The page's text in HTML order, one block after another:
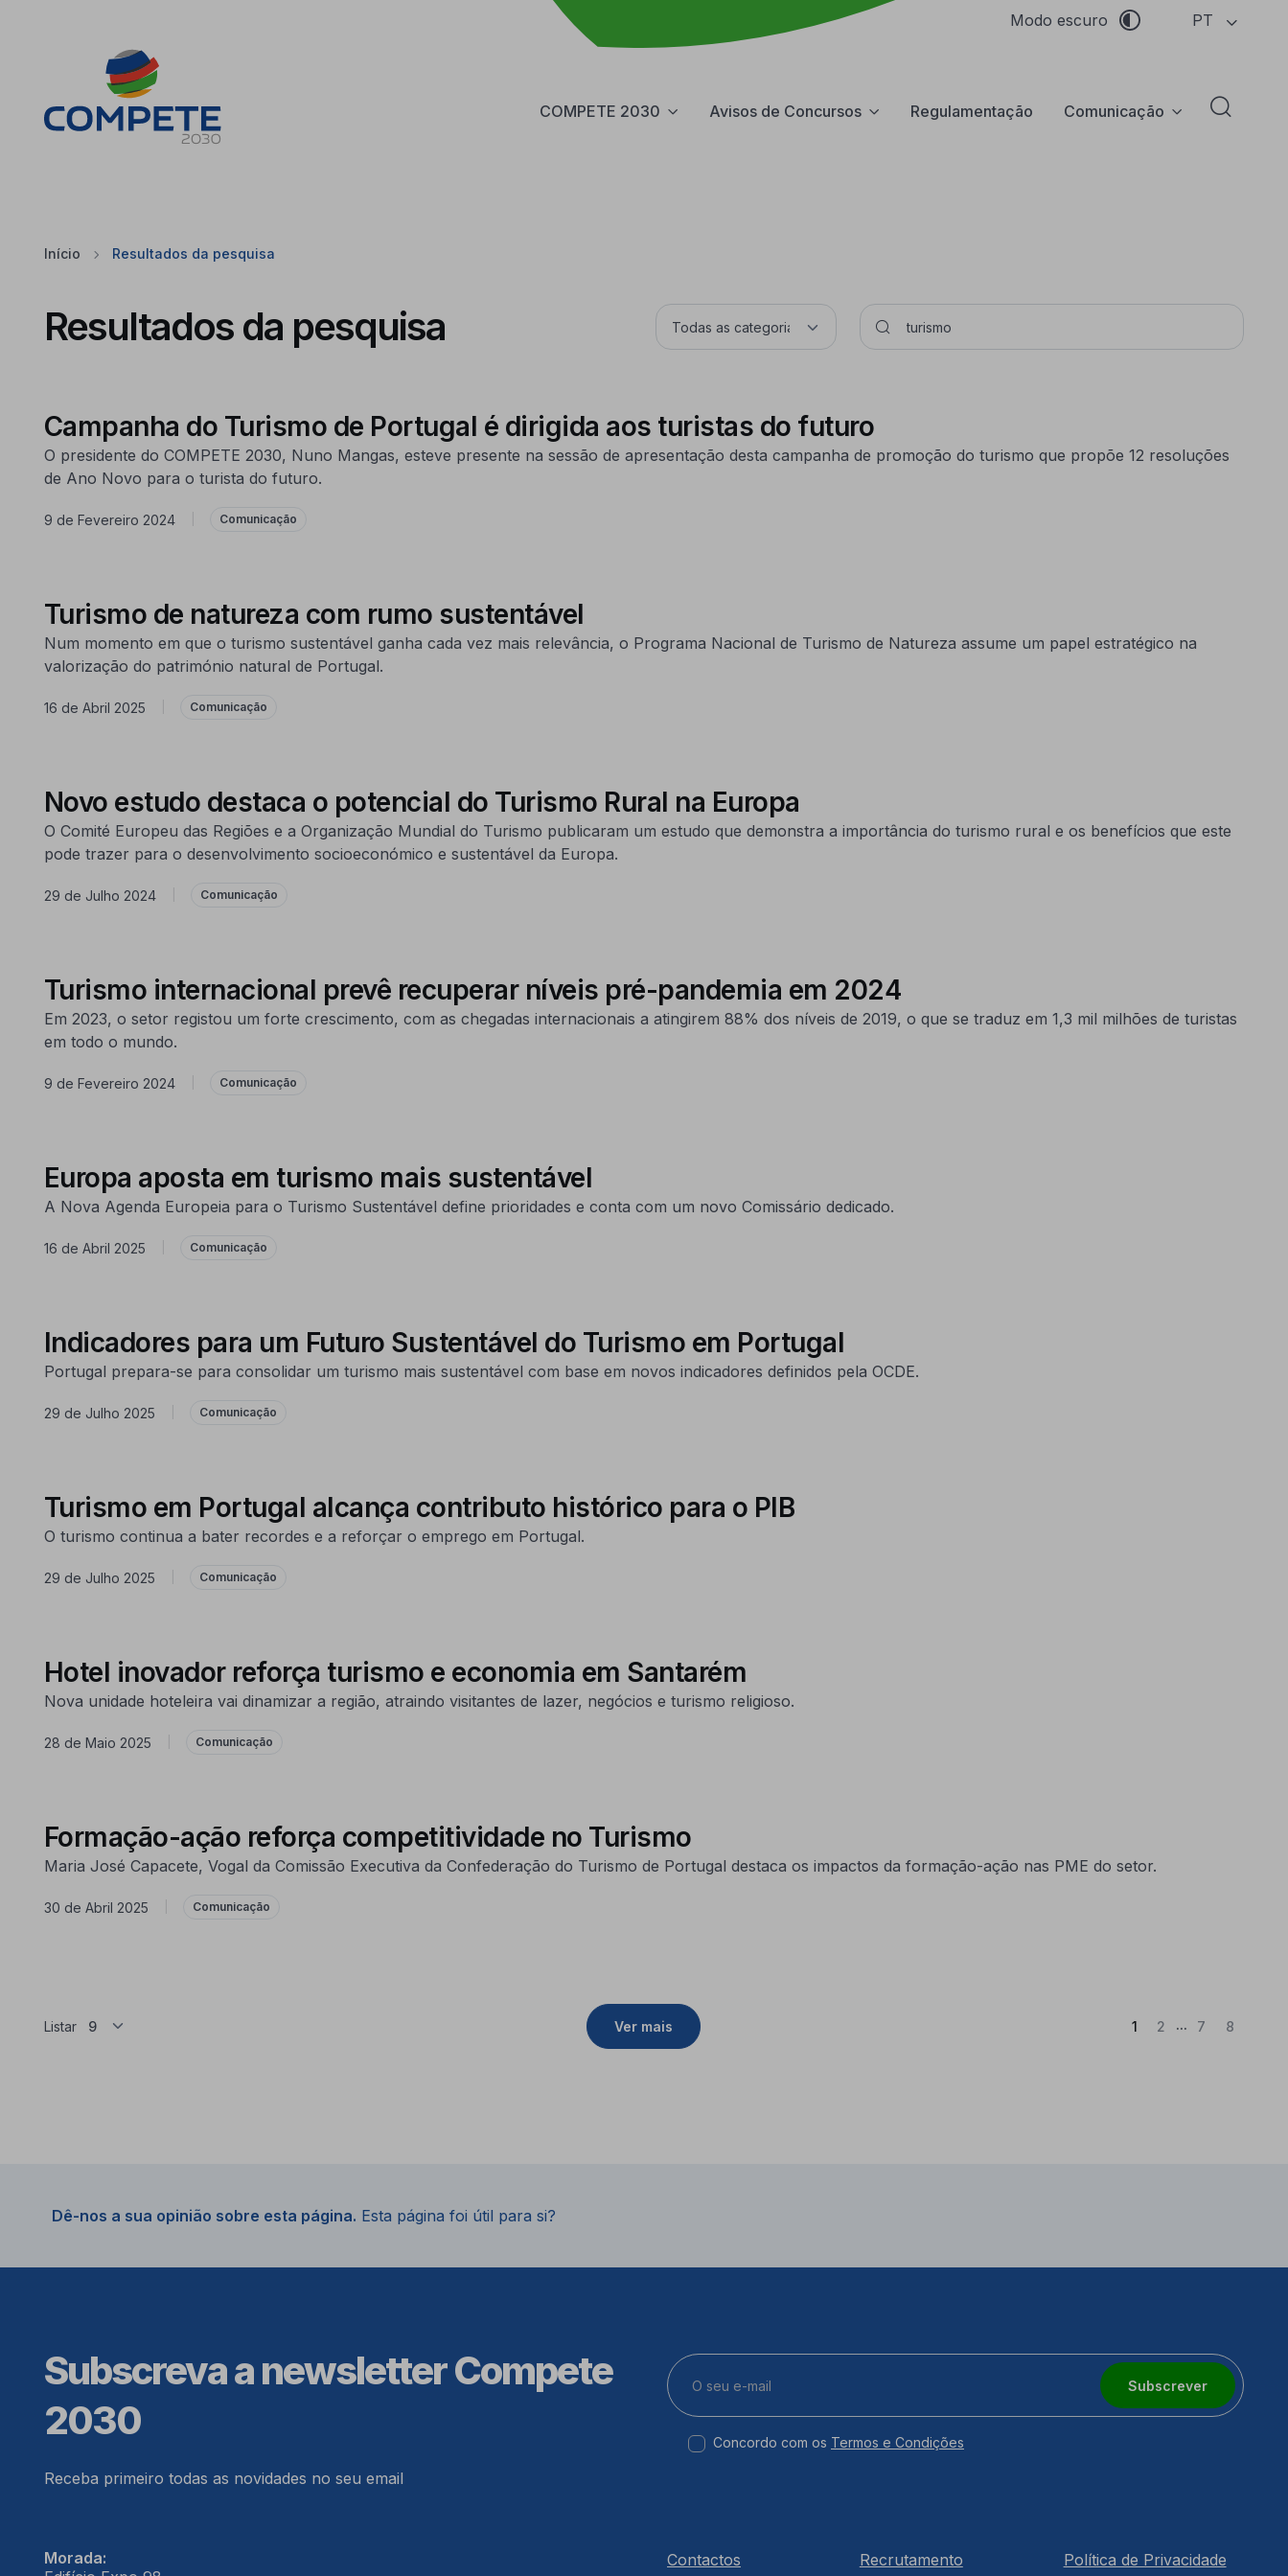
Modo escuro PT
COMPETE 2030 Avisos de Concursos Regulamentação Comunicação Abrir
Início Resultados da pesquisa
Resultados da pesquisa
Campanha do Turismo de Portugal é dirigida aos turistas do futuro
O presidente do COMPETE 2030, Nuno Mangas, esteve presente na sessão de apresentação desta campanha de promoção do turismo que propõe 12 resoluções
de Ano Novo para o turista do futuro.
9 de Fevereiro 2024 Comunicação
Turismo de natureza com rumo sustentável
Num momento em que o turismo sustentável ganha cada vez mais relevância, o Programa Nacional de Turismo de Natureza assume um papel estratégico na
valorização do património natural de Portugal.
16 de Abril 2025 Comunicação
Novo estudo destaca o potencial do Turismo Rural na Europa
O Comité Europeu das Regiões e a Organização Mundial do Turismo publicaram um estudo que demonstra a importância do turismo rural e os benefícios que este
pode trazer para o desenvolvimento socioeconómico e sustentável da Europa.
29 de Julho 2024 Comunicação
Turismo internacional prevê recuperar níveis pré-pandemia em 2024
Em 2023, o setor registou um forte crescimento, com as chegadas internacionais a atingirem 88% dos níveis de 2019, o que se traduz em 1,3 mil milhões de turistas
em todo o mundo.
9 de Fevereiro 2024 Comunicação
Europa aposta em turismo mais sustentável
A Nova Agenda Europeia para o Turismo Sustentável define prioridades e conta com um novo Comissário dedicado.
16 de Abril 2025 Comunicação
Indicadores para um Futuro Sustentável do Turismo em Portugal
Portugal prepara-se para consolidar um turismo mais sustentável com base em novos indicadores definidos pela OCDE.
29 de Julho 2025 Comunicação
Turismo em Portugal alcança contributo histórico para o PIB
O turismo continua a bater recordes e a reforçar o emprego em Portugal.
29 de Julho 2025 Comunicação
Hotel inovador reforça turismo e economia em Santarém
Nova unidade hoteleira vai dinamizar a região, atraindo visitantes de lazer, negócios e turismo religioso.
28 de Maio 2025 Comunicação
Formação-ação reforça competitividade no Turismo
Maria José Capacete, Vogal da Comissão Executiva da Confederação do Turismo de Portugal destaca os impactos da formação-ação nas PME do setor.
30 de Abril 2025 Comunicação
Listar Ver mais 1(Atual)
2 ... 7 8
Dê-nos a sua opinião sobre esta página. Esta página foi útil para si?
Subscreva a newsletter Compete
2030
Receba primeiro todas as novidades no seu email
Subscrever
Concordo com os Termos e Condições
Morada:
Contactos Recrutamento
Política de Privacidade